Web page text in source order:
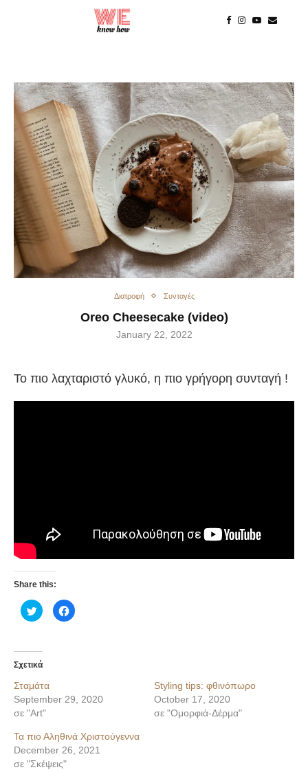
Διατροφή Συνταγές
Oreo Cheesecake (video)
January 22, 2022
Το πιο λαχταριστό γλυκό, η πιο γρήγορη συνταγή !
Share this:
Κλικ
για
κοινοποίηση
σε
νέο
παράθυρο)
Πατήστε
για
Σχετικά
Σταμάτα
September 29, 2020
σε "Art"
Styling tips: φθινόπωρο
October 17, 2020
σε "Ομορφιά-Δέρμα"
Τα πιο Αληθινά Χριστούγεννα
December 26, 2021
σε "Σκέψεις"